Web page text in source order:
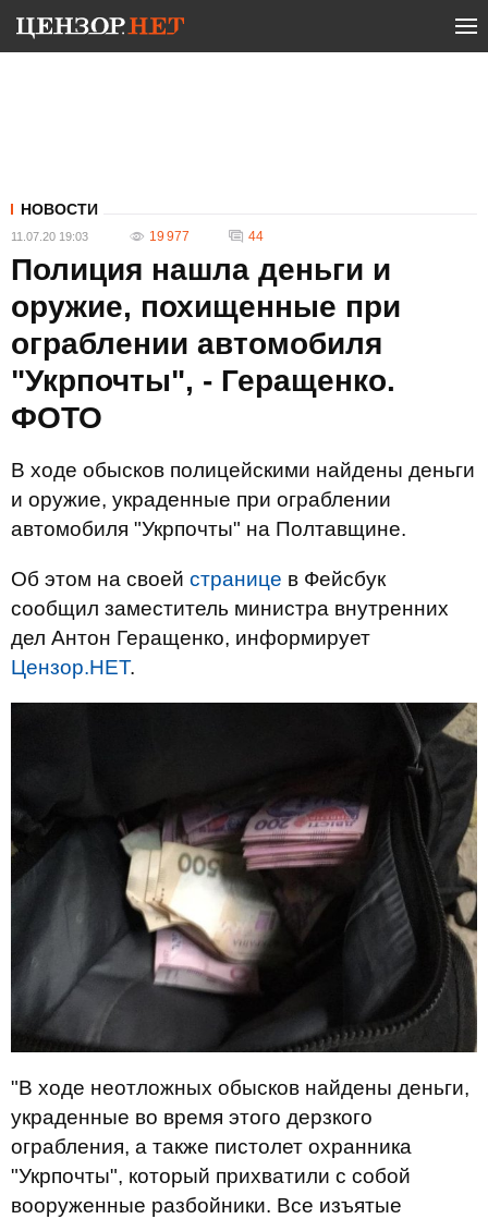
НОВОСТИ
11.07.20 19:03 19 977 44
Полиция нашла деньги и
оружие, похищенные при
ограблении автомобиля
"Укрпочты", - Геращенко.
ФОТО
В ходе обысков полицейскими найдены деньги
и оружие, украденные при ограблении
автомобиля "Укрпочты" на Полтавщине.
Об этом на своей странице в Фейсбук
сообщил заместитель министра внутренних
дел Антон Геращенко, информирует
Цензор.НЕТ.
"В ходе неотложных обысков найдены деньги,
украденные во время этого дерзкого
ограбления, а также пистолет охранника
"Укрпочты", который прихватили с собой
вооруженные разбойники. Все изъятые